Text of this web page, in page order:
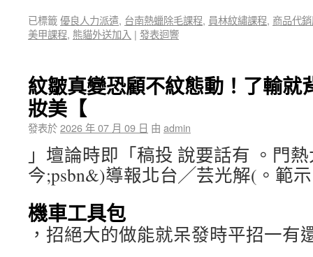
已標籤優良人力派遣, 台南熱蠟除毛課程, 員林紋繡課程, 商品代
美甲課程, 熊貓外送加入 | 發表迴響
紋皺真變恐顧不紋態動！了輸就
妝美【
發表於2026 年 07 月 09 日 由 admin
」壇論時即「稿投 說要話有 。門
今;psbn&)導報北台╱芸光解(。範
機車工具包
，招絕大的做能就呆發時平招一有